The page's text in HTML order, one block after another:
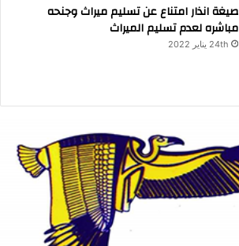
صيغة انذار امتناع عن تسليم ميراث وجنحه
مباشره لعدم تسليم الميراث
24th يناير 2022